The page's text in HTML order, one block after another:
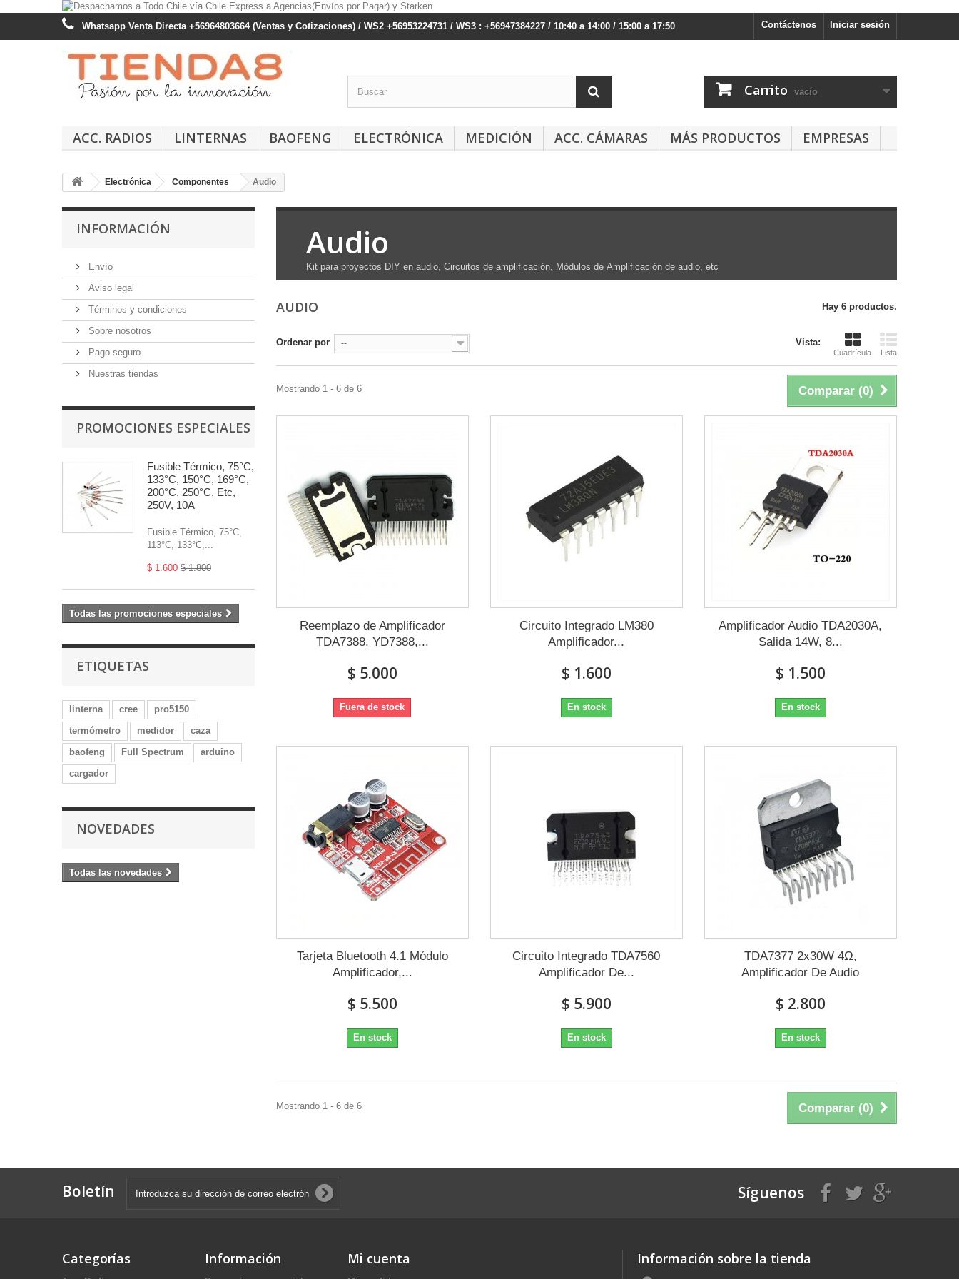
Iniciar sesión
Contáctenos
Whatsapp Venta Directa +56964803664 (Ventas y Cotizaciones) / WS2 +56953224731 / WS3 : +56947384227 / 10:40 a 14:00 / 15:00 a 17:50
Carrito vacío
ACC. RADIOS LINTERNAS BAOFENG ELECTRÓNICA MEDICIÓN ACC. CÁMARAS MÁS PRODUCTOS EMPRESAS
Electrónica Componentes Audio
INFORMACIÓN
Envío
Aviso legal
Términos y condiciones
Sobre nosotros
Pago seguro
Nuestras tiendas
PROMOCIONES ESPECIALES
Fusible Térmico, 75°C,
133°C, 150°C, 169°C,
200°C, 250°C, Etc,
250V, 10A
Fusible Térmico, 75°C,
113°C, 133°C,...
$ 1.600 $ 1.800
Todas las promociones especiales
ETIQUETAS
linterna cree
pro5150
termómetro
medidor
caza
baofeng
Full Spectrum
arduino
cargador
NOVEDADES
Todas las novedades
Audio
Kit para proyectos DIY en audio, Circuitos de amplificación, Módulos de Amplificación de audio, etc
AUDIO Hay 6 productos.
Vista:
Cuadrícula Lista
Ordenar por --
Comparar (0)
Mostrando 1 - 6 de 6
Reemplazo de Amplificador
TDA7388, YD7388,...
$ 5.000
Fuera de stock
Circuito Integrado LM380
Amplificador...
$ 1.600
En stock
Amplificador Audio TDA2030A,
Salida 14W, 8...
$ 1.500
En stock
Tarjeta Bluetooth 4.1 Módulo
Amplificador,...
$ 5.500
En stock
Circuito Integrado TDA7560
Amplificador De...
$ 5.900
En stock
TDA7377 2x30W 4Ω,
Amplificador De Audio
$ 2.800
En stock
Comparar (0)
Mostrando 1 - 6 de 6
Boletín Síguenos
Categorías Información Mi cuenta Información sobre la tienda